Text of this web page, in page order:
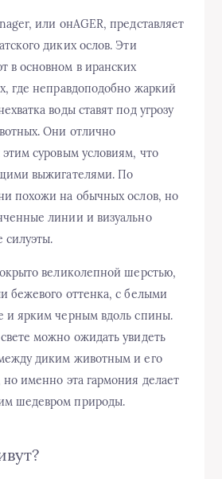
или онAGER, представляет
диких ослов. Эти
в основном в иранских
где неправдоподобно жаркий
воды ставят под угрозу
Они отлично
этим суровым условиям, что
выжигателями. По
похожи на обычных ослов, но
линии и визуально
силуэты.
великолепной шерстью,
бежевого оттенка, с белыми
и ярким черным вдоль спины.
можно ожидать увидеть
диким животным и его
именно эта гармония делает
шедевром природы.